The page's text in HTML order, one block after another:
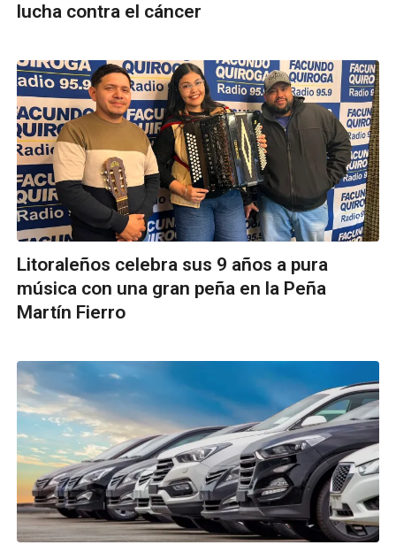
lucha contra el cáncer
Litoraleños celebra sus 9 años a pura
música con una gran peña en la Peña
Martín Fierro